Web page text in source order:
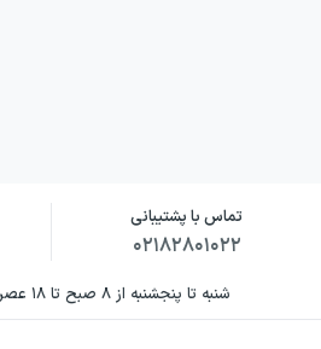
تماس با پشتیبانی
۰۲۱۸۲۸۰۱۰۲۲
شنبه تا پنجشنبه از ۸ صبح تا ۱۸ عصر بجز روزهای تعطیل